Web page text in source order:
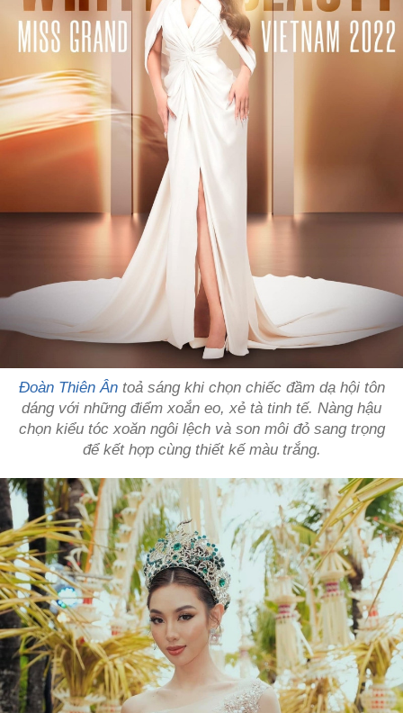
Đoàn Thiên Ântoả sáng khi chọn chiếc đầm dạ hội tôn
dáng với những điểm xoắn eo, xẻ tà tinh tế. Nàng hậu
chọn kiểu tóc xoăn ngôi lệch và son môi đỏ sang trọng
để kết hợp cùng thiết kế màu trắng.